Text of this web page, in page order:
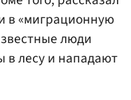
в «миграционную
люди
в лесу и нападают